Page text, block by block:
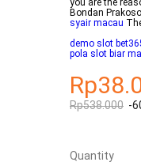
you are the
Bondan
syair macau
demo slot
pola slot biar
Rp538.000 -
Quantity